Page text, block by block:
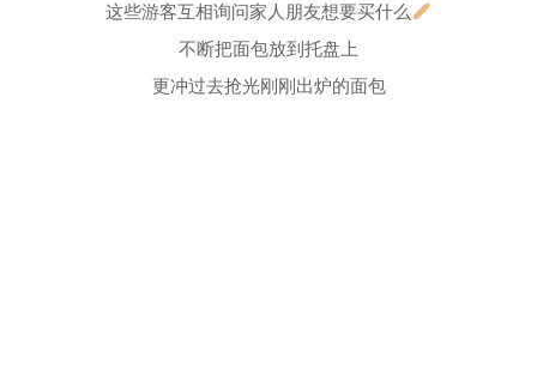
这些游客互相询问家人朋友想要买什么
不断把面包放到托盘上
更冲过去抢光刚刚出炉的面包